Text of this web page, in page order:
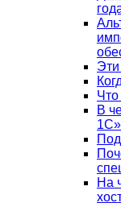
Что
В
1С»
На